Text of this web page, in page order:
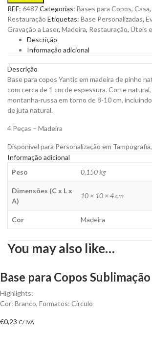
Copos
Yantic
em
Madeira
de
Pinho
para
Personalizar
quantity
REF: 6487Categorias: Bases para Copos, Casa,
Restauração Etiquetas: Base Personalizadas,
Gravação a Laser, Madeira, Restauração, Úteis
Descrição
Informação adicional
Descrição
Base para copos Yantic em madeira de pinho
com cerca de 1 cm de espessura. Corte
montanha-russa em torno de 8-10 cm,
de juta natural.
4 Peças – Madeira
Disponível para Personalização em
Informação adicional
Peso
0,150 kg
Dimensões (C x L x
A)
10 × 10 × 4 cm
Cor Madeira
You may also like…
Base para Copos
Highlights:
Cor: Branco, Formatos: Círculo
€0,23 C/ IVA